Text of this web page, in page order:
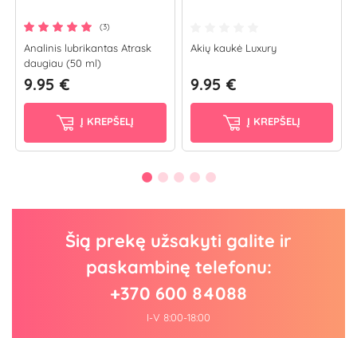
(3)
Analinis lubrikantas Atrask
daugiau (50 ml)
9.95 €
Į KREPŠELĮ
Akių kaukė Luxury
9.95 €
Į KREPŠELĮ
Šią prekę užsakyti galite ir
paskambinę telefonu:
+370 600 84088
I-V 8:00-18:00